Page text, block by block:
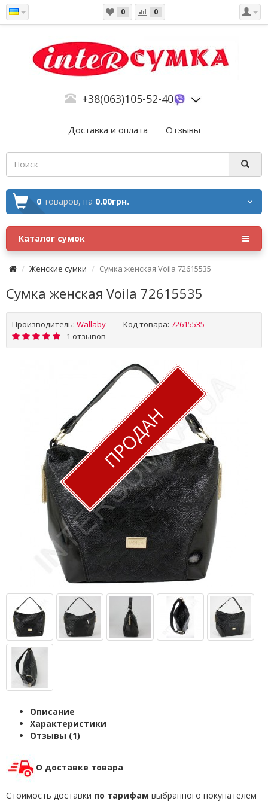
0 0
+38(063)105-52-40
Доставка и оплата Отзывы
0 товаров, на 0.00грн.
Каталог сумок
Женские сумки Сумка женская Voila 72615535
Сумка женская Voila 72615535
Производитель: Wallaby Код товара: 72615535
1 отзывов
ПРОДАН
Описание
Характеристики
Отзывы (1)
О доставке товара
Стоимость доставки по тарифам выбранного покупателем